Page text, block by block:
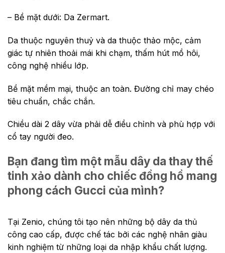
– Bề mặt dưới: Da Zermart.
Da thuộc nguyên thuỷ và da thuộc thảo mộc, cảm
giác tự nhiên thoải mái khi chạm, thấm hút mồ hôi,
công nghệ nhiều lớp.
Bề mặt mềm mại, thuộc an toàn. Đường chỉ may chéo
tiêu chuẩn, chắc chắn.
Chiều dài 2 dây vừa phải dễ điều chỉnh và phù hợp với
cổ tay người đeo.
Bạn đang tìm một mẫu dây da thay thế
tinh xảo dành cho chiếc đồng hồ mang
phong cách Gucci của mình?
Tại Zenio, chúng tôi tạo nên những bộ dây da thủ
công cao cấp, được chế tác bởi các nghệ nhân giàu
kinh nghiệm từ những loại da nhập khẩu chất lượng.